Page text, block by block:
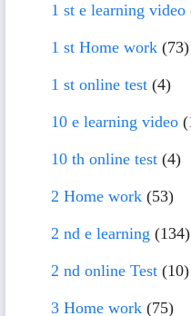
1 st e learning video
1 st Home work(73)
1 st online test(4)
10 e learning video
10 th online test(4)
2 Home work(53)
2 nd e learning (134)
2 nd online Test(10)
3 Home work(75)